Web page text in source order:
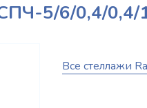
5/6/0,4/0,4/
Все стеллажи